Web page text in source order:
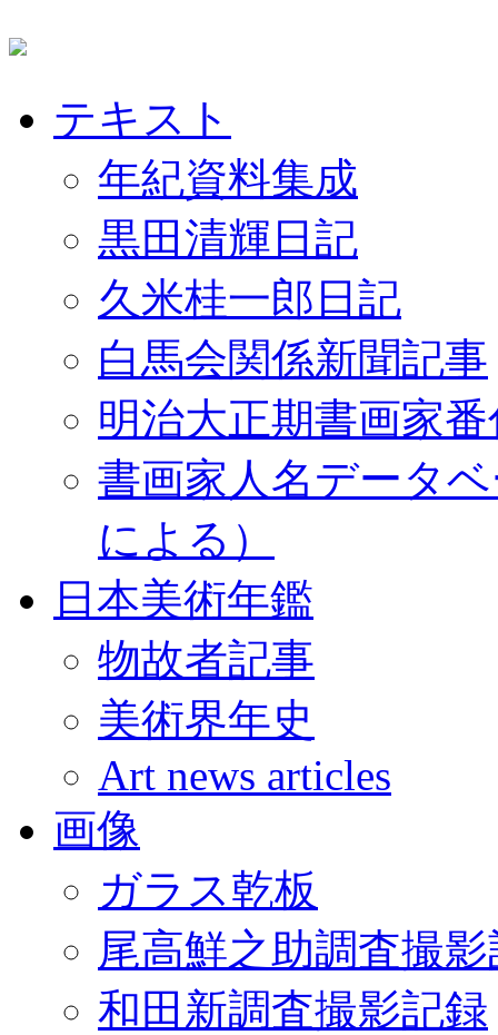
テキスト
年紀資料集成
黒田清輝日記
久米桂一郎日記
白馬会関係新聞記事
明治大正期書画家
書画家人名データ
による）
日本美術年鑑
物故者記事
美術界年史
Art news articles
画像
ガラス乾板
尾高鮮之助調査撮
和田新調査撮影記録